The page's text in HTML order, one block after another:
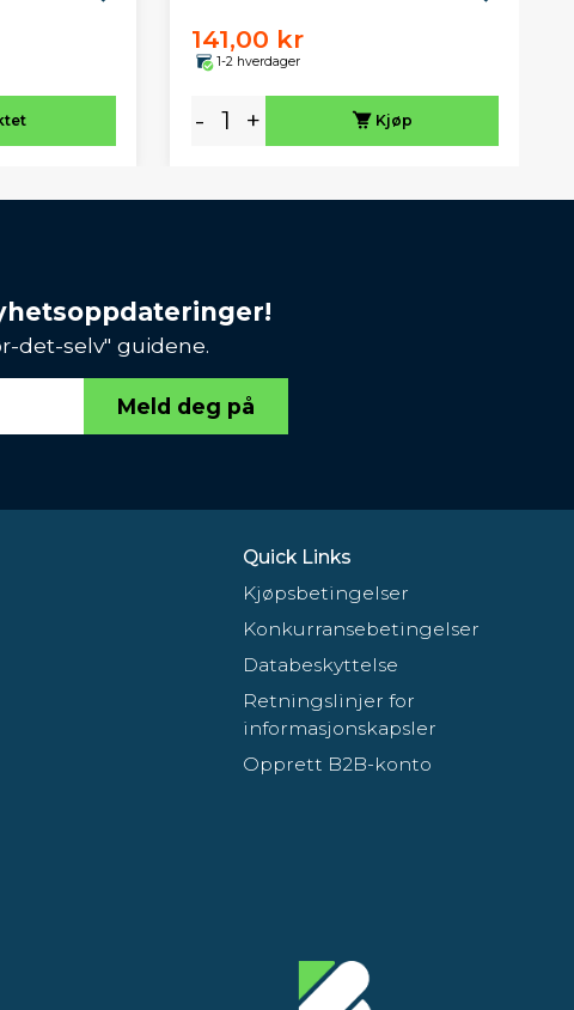
141,00 kr
1-2 hverdager
- + Kjøp
det-selv" guidene.
Meld deg på
Quick Links
Kjøpsbetingelser
Konkurransebetingelser
Databeskyttelse
Retningslinjer for
informasjonskapsler
Opprett B2B-konto